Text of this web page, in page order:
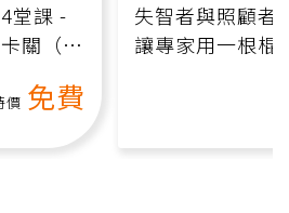
堂課 -
關（線
價 免費
失智者與照顧者
讓專家用一根棍